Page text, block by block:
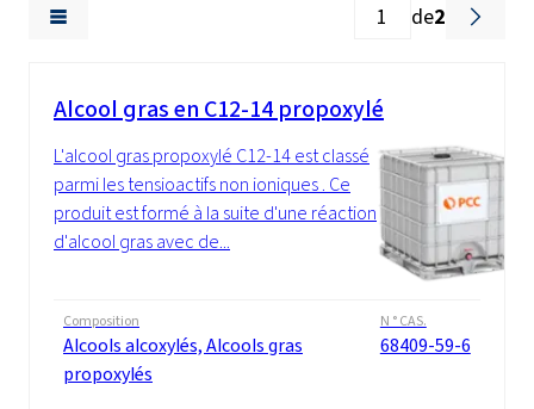
de2
Alcool gras en C12-14 propoxylé
L'alcool gras propoxylé C12-14 est classé
parmi les tensioactifs non ioniques . Ce
produit est formé à la suite d'une réaction
d'alcool gras avec de...
Composition
Alcools alcoxylés, Alcools gras
propoxylés
N ° CAS.
68409-59-6